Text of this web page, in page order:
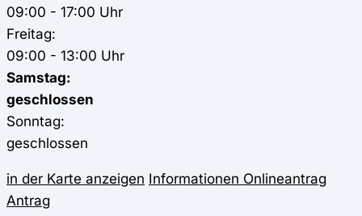
09:00 - 17:00 Uhr
Freitag:
09:00 - 13:00 Uhr
Samstag:
geschlossen
Sonntag:
geschlossen
in der Karte anzeigen Informationen Onlineantrag
Antrag